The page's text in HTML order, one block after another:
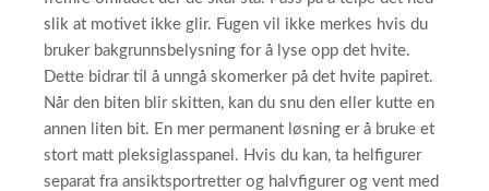
slik at motivet ikke glir. Fugen vil ikke merkes hvis du
bruker bakgrunnsbelysning for å lyse opp det hvite.
Dette bidrar til å unngå skomerker på det hvite papiret.
Når den biten blir skitten, kan du snu den eller kutte en
annen liten bit. En mer permanent løsning er å bruke et
stort matt pleksiglasspanel. Hvis du kan, ta helfigurer
separat fra ansiktsportretter og halvfigurer og vent med